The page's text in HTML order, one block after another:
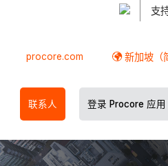
支
procore.com 新加坡（
联系人 登录 Procore 应用